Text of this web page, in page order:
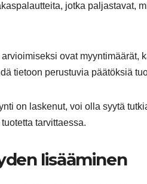
jotka paljastavat,
ovat myyntimäärät,
tietoon perustuvia päätöksiä
on laskenut, voi olla syytä
tarvittaessa.
lisääminen